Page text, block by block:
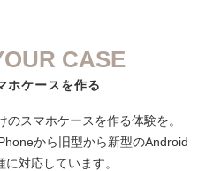
CASE
ホケースを作る
スマホケースを作る体験を。
から旧型から新型のAndroid
対応しています。